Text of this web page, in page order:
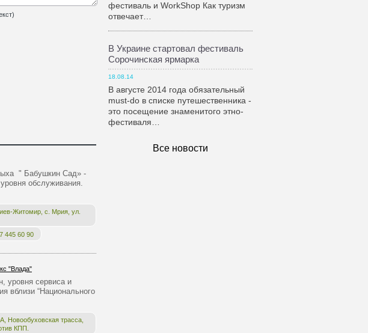
" Бабушкин Сад» -
обслуживания.
Житомир, с. Мрия, ул.
445 60 90
"Влада"
уровня сервиса и
вблизи “Национального
Новообуховская трасса,
КПП.
фестиваль и WorkShop Как туризм
отвечает…
В Украине стартовал фестиваль
Сорочинская ярмарка
18.08.14
В августе 2014 года обязательный
must-do в списке путешественника -
это посещение знаменитого этно-
фестиваля…
Все новости